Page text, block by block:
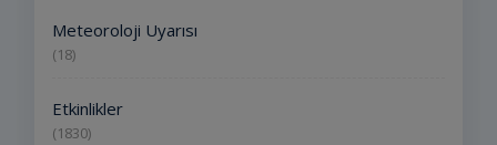
Meteoroloji Uyarısı
(18)
Etkinlikler
(1830)